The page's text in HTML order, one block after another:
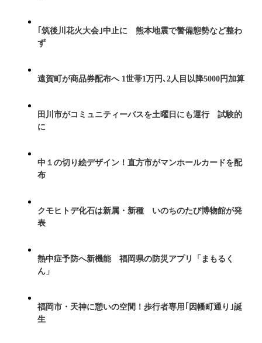
｢筑後川花火大会｣中止に 熊本地震で警備態勢など整わ
ず
遠賀町が商品券配布へ 1世帯1万円､2人目以降5000円加算
田川市がコミュニティーバスを土曜日にも運行 試験的
に
中１の切り絵デザイン！直方市がマンホールカードを配
布
クモヒトデ化石は新属・新種 いのちのたび博物館が発
表
熱中症予防へ新機能 福岡県の防災アプリ「まもるく
ん」
福岡市・天神に憩いの空間！歩行者専用｢因幡町通り｣誕
生